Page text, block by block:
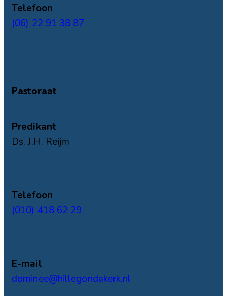
Telefoon
(06) 22 91 38 87
Pastoraat
Predikant
Ds. J.H. Reijm
Telefoon
(010) 418 62 29
E-mail
dominee@hillegondakerk.nl